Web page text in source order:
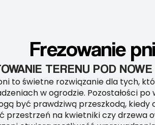
Frezowanie
TERENU POD
to świetne rozwiązanie dla tych,
w ogrodzie. Pozostałości
być prawdziwą przeszkodą, kiedy
przestrzeń na kwietniki czy drzewa